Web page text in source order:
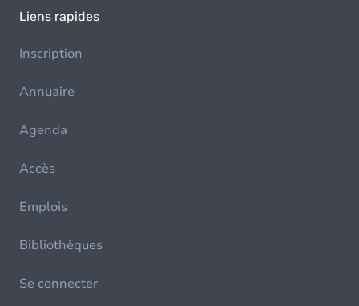
Liens rapides
Inscription
Annuaire
Agenda
Accès
Emplois
Bibliothèques
Se connecter